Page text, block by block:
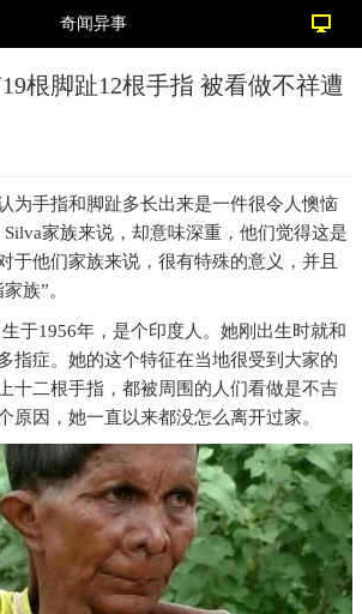
奇闻异事
根脚趾12根手指 被看做不祥遭
为手指和脚趾多长出来是一件很令人懊恼
家族来说，却意味深重，他们觉得这是
于他们家族来说，很有特殊的意义，并且
族”。
生于1956年，是个印度人。她刚出生时就和
指症。她的这个特征在当地很受到大家的
十二根手指，都被周围的人们看做是不吉
原因，她一直以来都没怎么离开过家。